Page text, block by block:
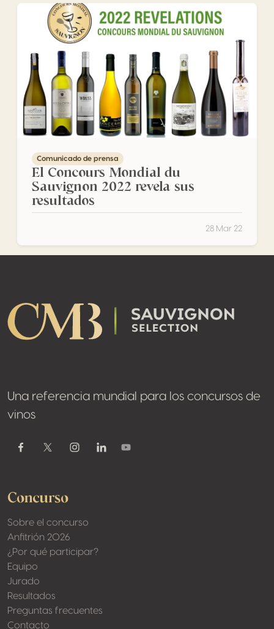
El Concours Mondial du Sauvignon 2022 revela sus
Comunicado de prensa
El Concours Mondial du
Sauvignon 2022 revela sus
resultados
28 Mar 22
Una referencia mundial para los concursos de
vinos
FacebookTwitter / XInstagramLinkedinYoutube
Concurso
Sobre el concurso
Anfitrión 2026
¿Por qué participar?
Equipo
Jurado
Resultados
Preguntas frecuentes
Contacto